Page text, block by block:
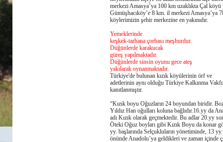
merkezi Amasya’ya 100 km uzaklıkta Çal köyü
Gümüşhacıköy’e 8 km. il merkezi Amasya’ya
köylerimizin şehir merkezine en yakınıdır.
Yemeklerinde
keşkek-tarhana çorbası meşhurdur.
Düğünlerde karakucak
güreş yapılmaktadır.
Düğünlerde sinsin oyunu gece ateş
yakılarak oynanmaktadır.
Türkiye'de bulunan kızık köyülerinin örf ve
adetlerinin aynı olduğu Türkiye Kalkınma
kanıtlanmıştır.
“Kızık boyu Oğuzların 24 boyundan biridir.
Yıldız Han oğulları koluna bağlıdır.16.yy da
adı Kızık olarak geçmektedir. Bu adlar 20.yy
Öteki Oğuz boyları gibi Kızık Boyu da konar
yy. başlarında Selçukluların yönetiminde, 13
önünde Anadolu’ya geldikleri ve zaman içinde